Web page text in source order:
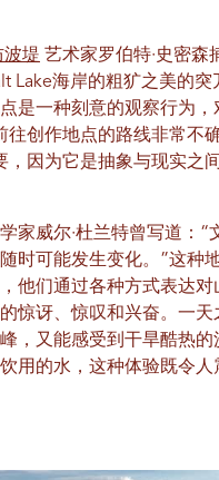
波堤 艺术家罗伯特·史密森
Lake海岸的粗犷之美的
是一种刻意的观察行为
往创作地点的路线非常不
，因为它是抽象与现实之
家威尔·杜兰特曾写道：“
时可能发生变化。”这种
他们通过各种方式表达
惊讶、惊叹和兴奋。一天
，又能感受到干旱酷热的
用的水，这种体验既令人